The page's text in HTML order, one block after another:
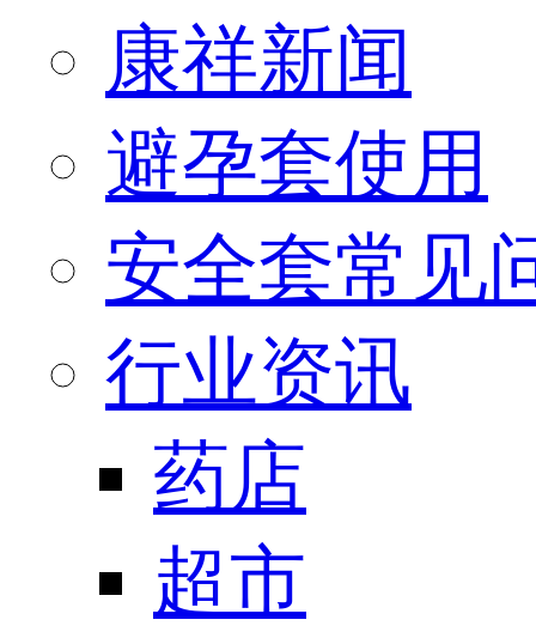
康祥新闻
避孕套使用
安全套常见
行业资讯
药店
超市